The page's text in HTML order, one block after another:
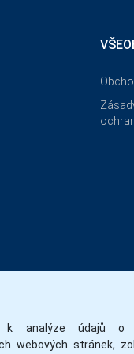
k analýze údajů o
webových stránek,